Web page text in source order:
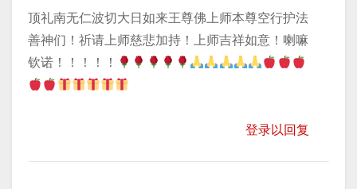
顶礼南无仁波切大日如来王尊佛上师本尊空行护法
善神们！祈请上师慈悲加持！上师吉祥如意！喇嘛
钦诺！！！！！
登录以回复